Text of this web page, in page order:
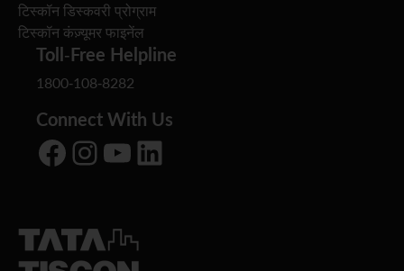
टिस्कॉन डिस्कवरी प्रोग्राम
टिस्कॉन कंज़्यूमर फाइनेंल
Toll-Free Helpline
1800-108-8282
Connect With Us
Facebook Instagram YouTube LinkedIn